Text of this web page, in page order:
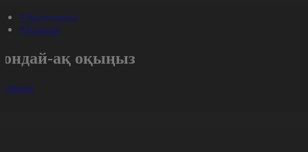
#Экономика
#Aqparat
ақ оқыңыз